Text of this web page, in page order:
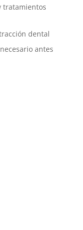
tratamientos
dental
antes